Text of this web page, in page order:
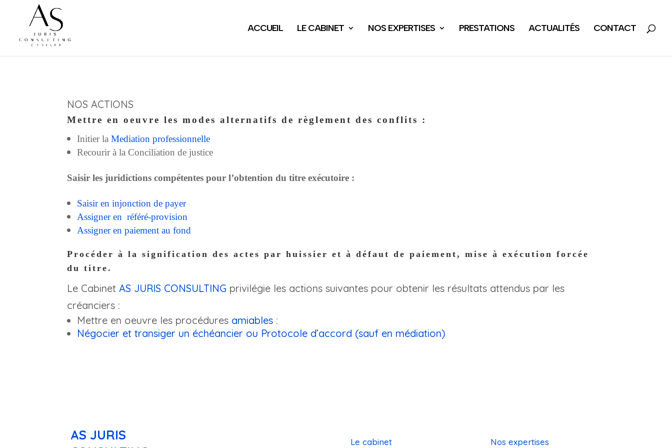
ACCUEIL LE CABINET NOS EXPERTISES PRESTATIONS ACTUALITÉS CONTACT
NOS ACTIONS
Mettre en oeuvre les modes alternatifs de règlement des conflits :
Initier laMediation professionnelle
Recourir à la Conciliation de justice
Saisir les juridictions compétentes pour l’obtention du titre exécutoire :
Saisir en injonction de payer
Assigner en référé-provision
Assigner en paiement au fond
Procéder à lasignification des actes par huissier et à défaut de paiement, mise à exécution forcée
du titre.
Le CabinetAS JURIS CONSULTING privilégie les actions suivantes pour obtenir les résultats attendus par les
créanciers :
Mettre en oeuvre les procédures amiables :
Négocier et transiger un échéancier ou Protocole d’accord (sauf en médiation)
AS JURIS
Le cabinet Nos expertises